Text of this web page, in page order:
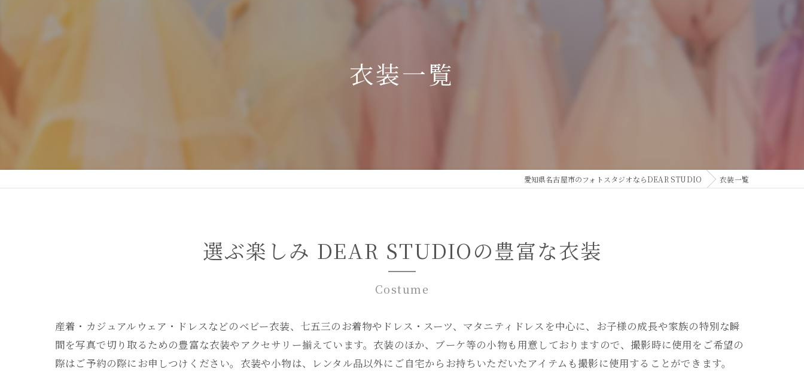
DEAR STUDIOとは
衣装一覧
愛知県名古屋市のフォトスタジオならDEAR STUDIO 衣装一覧
選ぶ楽しみ DEAR STUDIOの豊富な衣装
Costume
産着・カジュアルウェア・ドレスなどのベビー衣装、七五三のお着物やドレス・スーツ、マタニティドレスを中心に、お子様の成長や家族の特別な瞬
間を写真で切り取るための豊富な衣装やアクセサリー揃えています。衣装のほか、ブーケ等の小物も用意しておりますので、撮影時に使用をご希望の
際はご予約の際にお申しつけください。衣装や小物は、レンタル品以外にご自宅からお持ちいただいたアイテムも撮影に使用することができます。